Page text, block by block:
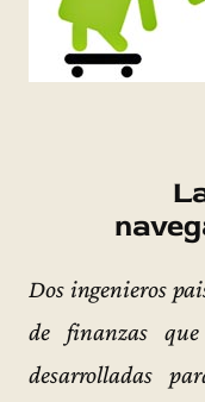
Dos ingenieros
de finanzas
desarrolladas